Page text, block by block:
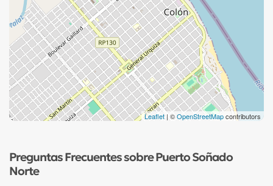
Leaflet | ©OpenStreetMapcontributors
Preguntas Frecuentes sobre Puerto Soñado
Norte